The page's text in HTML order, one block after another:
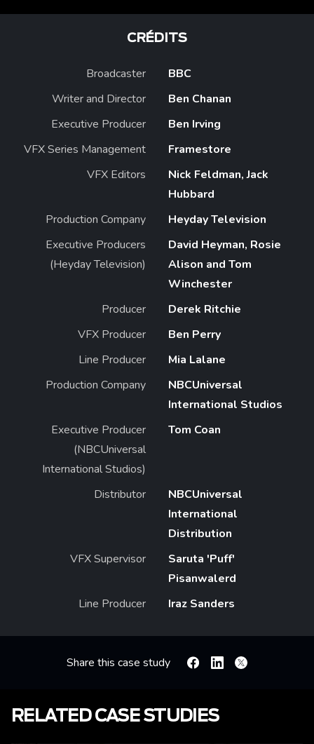
CRÉDITS
Broadcaster
BBC
Writer and Director
Ben Chanan
Executive Producer
Ben Irving
VFX Series Management
Framestore
VFX Editors
Nick Feldman, Jack
Hubbard
Production Company
Heyday Television
Executive Producers
(Heyday Television)
David Heyman, Rosie
Alison and Tom
Winchester
Producer
Derek Ritchie
VFX Producer
Ben Perry
Line Producer
Mia Lalane
Production Company
NBCUniversal
International Studios
Executive Producer
(NBCUniversal
International Studios)
Tom Coan
Distributor
NBCUniversal
International
Distribution
VFX Supervisor
Saruta 'Puff'
Pisanwalerd
Line Producer
Iraz Sanders
Share this case study FacebookLinkedin
X
RELATED CASE STUDIES